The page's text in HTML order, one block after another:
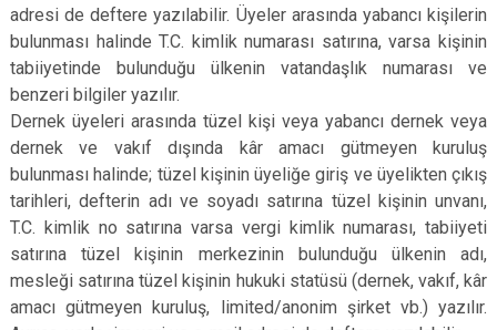
adresi de deftere yazılabilir. Üyeler arasında yabancı kişilerin
bulunması halinde T.C. kimlik numarası satırına, varsa kişinin
tabiiyetinde bulunduğu ülkenin vatandaşlık numarası ve
benzeri bilgiler yazılır.
Dernek üyeleri arasında tüzel kişi veya yabancı dernek veya
dernek ve vakıf dışında kâr amacı gütmeyen kuruluş
bulunması halinde; tüzel kişinin üyeliğe giriş ve üyelikten çıkış
tarihleri, defterin adı ve soyadı satırına tüzel kişinin unvanı,
T.C. kimlik no satırına varsa vergi kimlik numarası, tabiiyeti
satırına tüzel kişinin merkezinin bulunduğu ülkenin adı,
mesleği satırına tüzel kişinin hukuki statüsü (dernek, vakıf, kâr
amacı gütmeyen kuruluş, limited/anonim şirket vb.) yazılır.